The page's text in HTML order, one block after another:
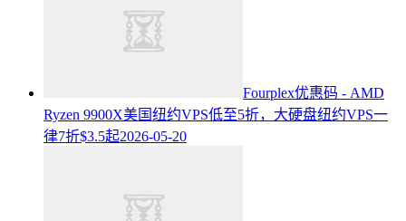
Fourplex优惠码 - AMD
Ryzen 9900X美国纽约VPS低至5折，大硬盘纽约VPS一
律7折$3.5起2026-05-20